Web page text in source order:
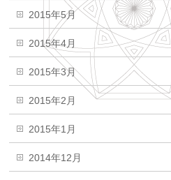
2015年5月
2015年4月
2015年3月
2015年2月
2015年1月
2014年12月